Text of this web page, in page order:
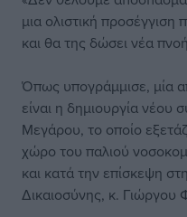
μια ολιστική
και θα της δώσει νέα
Όπως υπογράμμισε, μία
είναι η δημιουργία νέου
Μεγάρου, το οποίο
χώρο του παλιού
και κατά την επίσκεψη
Δικαιοσύνης, κ. Γιώργου